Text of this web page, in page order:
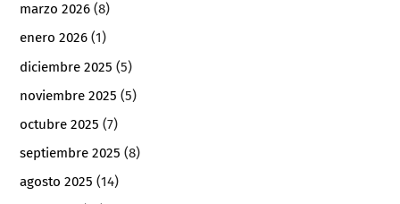
marzo 2026 (8)
enero 2026 (1)
diciembre 2025 (5)
noviembre 2025 (5)
octubre 2025 (7)
septiembre 2025 (8)
agosto 2025 (14)